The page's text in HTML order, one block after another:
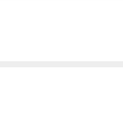
Beatles, David Bowie, and